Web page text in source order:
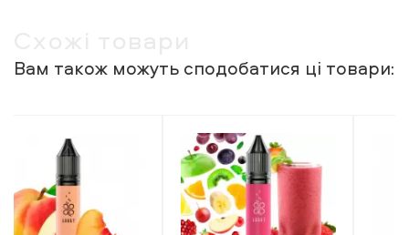
Вам також можуть сподобатися ці товари: